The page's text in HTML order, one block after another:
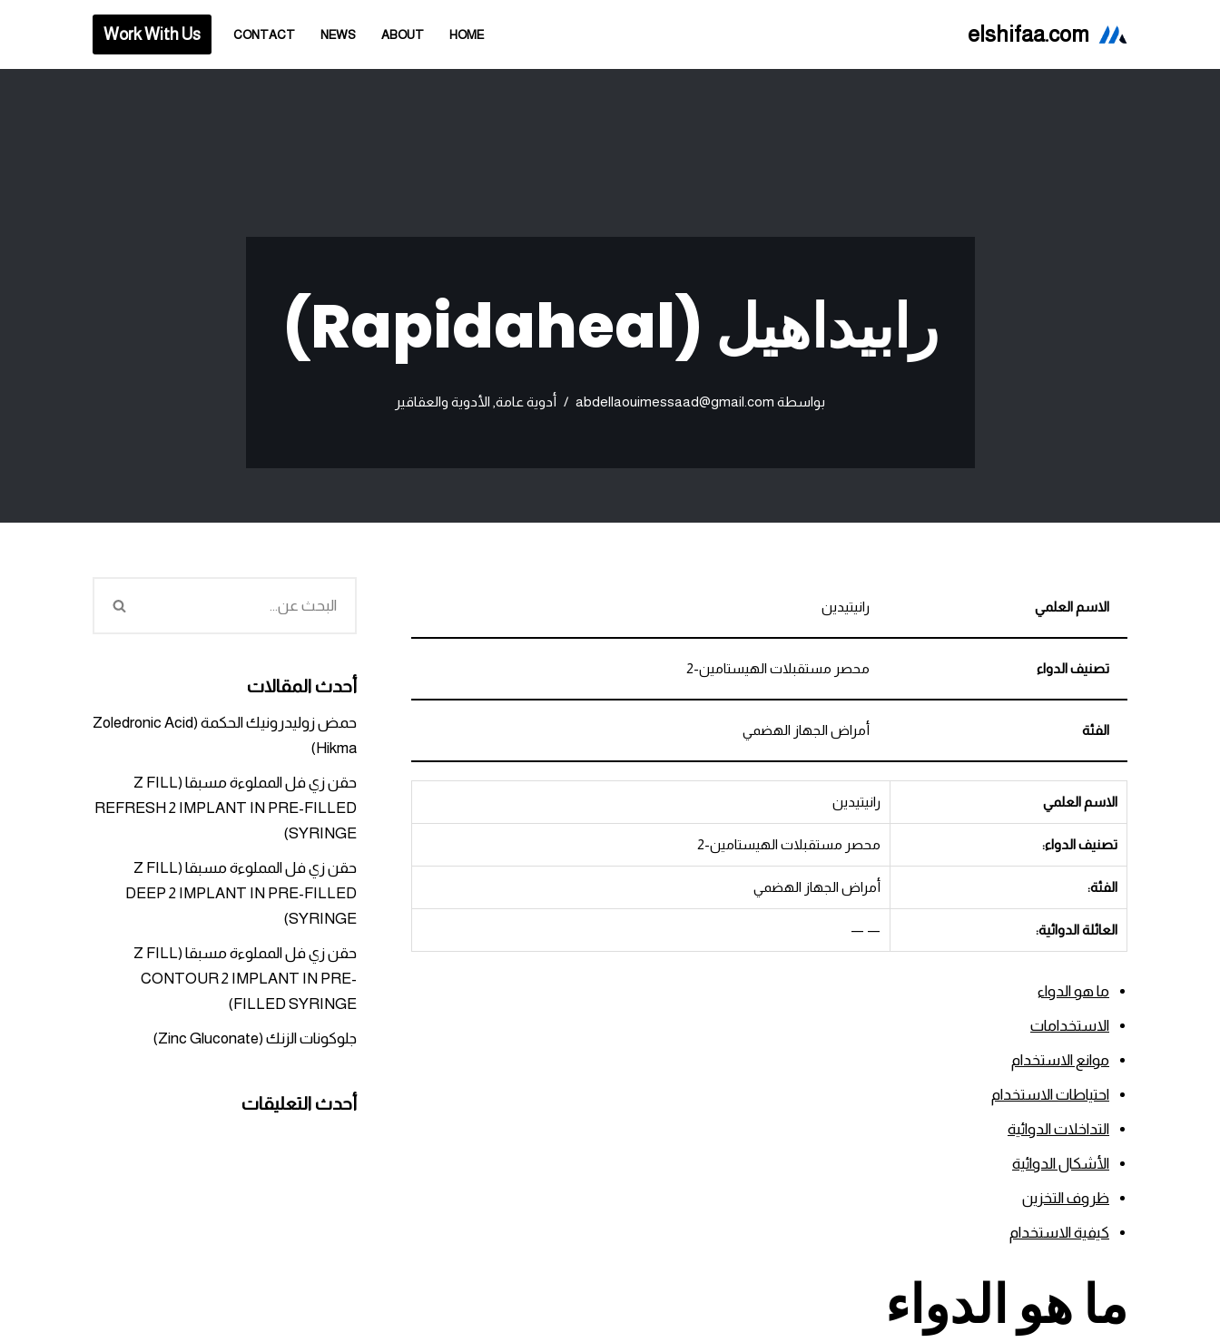
elshifaa.com
HOME
ABOUT
NEWS
CONTACT
Work With Us
رابيداهيل (Rapidaheal)
بواسطة abdellaouimessaad@gmail.com أدوية عامة الأدوية والعقاقير
الاسم العلمي رانيتيدين
تصنيف الدواء محصر مستقبلات الهيستامين-2
الفئة أمراض الجهاز الهضمي
الاسم العلمي رانيتيدين
تصنيف الدواء: محصر مستقبلات الهيستامين-2
الفئة: أمراض الجهاز الهضمي
العائلة الدوائية: — —
ما هو الدواء
الاستخدامات
موانع الاستخدام
احتياطات الاستخدام
التداخلات الدوائية
الأشكال الدوائية
ظروف التخزين
كيفية الاستخدام
ما هو الدواء
أحدث المقالات
حمض زوليدرونيك الحكمة (Zoledronic Acid
Hikma)
حقن زي فل المملوءة مسبقا (Z FILL
REFRESH 2 IMPLANT IN PRE-FILLED
SYRINGE)
حقن زي فل المملوءة مسبقا (Z FILL
DEEP 2 IMPLANT IN PRE-FILLED
SYRINGE)
حقن زي فل المملوءة مسبقا (Z FILL
CONTOUR 2 IMPLANT IN PRE-
FILLED SYRINGE)
جلوكونات الزنك (Zinc Gluconate)
أحدث التعليقات